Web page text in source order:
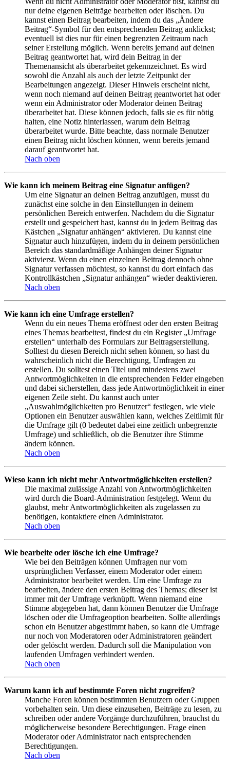
nur deine eigenen Beiträge bearbeiten oder löschen. Du
kannst einen Beitrag bearbeiten, indem du das „Ändere
Beitrag“-Symbol für den entsprechenden Beitrag anklickst;
eventuell ist dies nur für einen begrenzten Zeitraum nach
seiner Erstellung möglich. Wenn bereits jemand auf deinen
Beitrag geantwortet hat, wird dein Beitrag in der
Themenansicht als überarbeitet gekennzeichnet. Es wird
sowohl die Anzahl als auch der letzte Zeitpunkt der
Bearbeitungen angezeigt. Dieser Hinweis erscheint nicht,
wenn noch niemand auf deinen Beitrag geantwortet hat oder
wenn ein Administrator oder Moderator deinen Beitrag
überarbeitet hat. Diese können jedoch, falls sie es für nötig
halten, eine Notiz hinterlassen, warum dein Beitrag
überarbeitet wurde. Bitte beachte, dass normale Benutzer
einen Beitrag nicht löschen können, wenn bereits jemand
darauf geantwortet hat.
Nach oben
Wie kann ich meinem Beitrag eine Signatur anfügen?
Um eine Signatur an deinen Beitrag anzufügen, musst du
zunächst eine solche in den Einstellungen in deinem
persönlichen Bereich entwerfen. Nachdem du die Signatur
erstellt und gespeichert hast, kannst du in jedem Beitrag das
Kästchen „Signatur anhängen“ aktivieren. Du kannst eine
Signatur auch hinzufügen, indem du in deinem persönlichen
Bereich das standardmäßige Anhängen deiner Signatur
aktivierst. Wenn du einen einzelnen Beitrag dennoch ohne
Signatur verfassen möchtest, so kannst du dort einfach das
Kontrollkästchen „Signatur anhängen“ wieder deaktivieren.
Nach oben
Wie kann ich eine Umfrage erstellen?
Wenn du ein neues Thema eröffnest oder den ersten Beitrag
eines Themas bearbeitest, findest du ein Register „Umfrage
erstellen“ unterhalb des Formulars zur Beitragserstellung.
Solltest du diesen Bereich nicht sehen können, so hast du
wahrscheinlich nicht die Berechtigung, Umfragen zu
erstellen. Du solltest einen Titel und mindestens zwei
Antwortmöglichkeiten in die entsprechenden Felder eingeben
und dabei sicherstellen, dass jede Antwortmöglichkeit in einer
eigenen Zeile steht. Du kannst auch unter
„Auswahlmöglichkeiten pro Benutzer“ festlegen, wie viele
Optionen ein Benutzer auswählen kann, welches Zeitlimit für
die Umfrage gilt (0 bedeutet dabei eine zeitlich unbegrenzte
Umfrage) und schließlich, ob die Benutzer ihre Stimme
ändern können.
Nach oben
Wieso kann ich nicht mehr Antwortmöglichkeiten erstellen?
Die maximal zulässige Anzahl von Antwortmöglichkeiten
wird durch die Board-Administration festgelegt. Wenn du
glaubst, mehr Antwortmöglichkeiten als zugelassen zu
benötigen, kontaktiere einen Administrator.
Nach oben
Wie bearbeite oder lösche ich eine Umfrage?
Wie bei den Beiträgen können Umfragen nur vom
ursprünglichen Verfasser, einem Moderator oder einem
Administrator bearbeitet werden. Um eine Umfrage zu
bearbeiten, ändere den ersten Beitrag des Themas; dieser ist
immer mit der Umfrage verknüpft. Wenn niemand eine
Stimme abgegeben hat, dann können Benutzer die Umfrage
löschen oder die Umfrageoption bearbeiten. Sollte allerdings
schon ein Benutzer abgestimmt haben, so kann die Umfrage
nur noch von Moderatoren oder Administratoren geändert
oder gelöscht werden. Dadurch soll die Manipulation von
laufenden Umfragen verhindert werden.
Nach oben
Warum kann ich auf bestimmte Foren nicht zugreifen?
Manche Foren können bestimmten Benutzern oder Gruppen
vorbehalten sein. Um diese einzusehen, Beiträge zu lesen, zu
schreiben oder andere Vorgänge durchzuführen, brauchst du
möglicherweise besondere Berechtigungen. Frage einen
Moderator oder Administrator nach entsprechenden
Berechtigungen.
Nach oben